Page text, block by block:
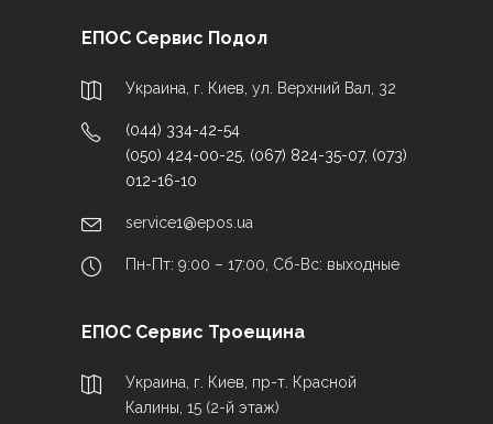
ЕПОС Сервис Подол
Украина, г. Киев, ул. Верхний Вал, 32
(044) 334-42-54
(050) 424-00-25 (067) 824-35-07, (073)
012-16-10
service1@epos.ua
Пн-Пт: 9:00 – 17:00, Сб-Вс: выходные
ЕПОС Сервис Троещина
Украина, г. Киев, пр-т. Красной
Калины, 15 (2-й этаж)